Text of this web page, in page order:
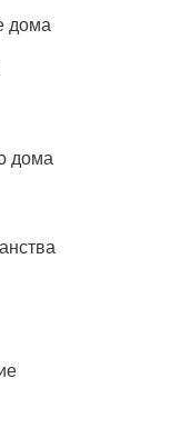
дома
дома